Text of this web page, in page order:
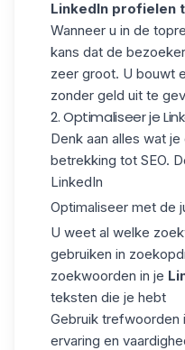
LinkedIn profielen
Wanneer u in de
kans dat de
zeer groot. U bouwt
zonder geld uit te
2. Optimaliseer je
Denk aan alles wat
betrekking tot SEO.
LinkedIn
Optimaliseer met de
U weet al welke
gebruiken in
zoekwoorden in je
teksten die je hebt
Gebruik trefwoorden
ervaring en